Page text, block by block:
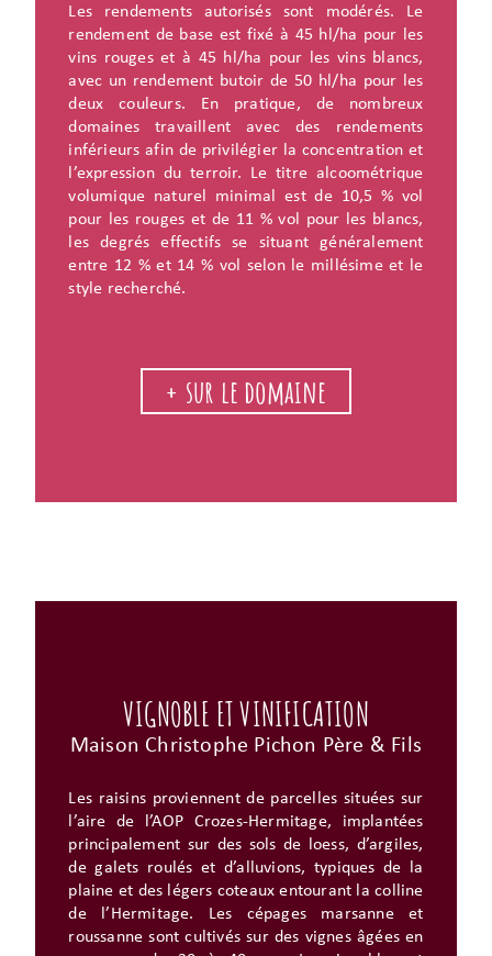
Les rendements autorisés sont modérés. Le
rendement de base est fixé à 45 hl/ha pour les
vins rouges et à 45 hl/ha pour les vins blancs,
avec un rendement butoir de 50 hl/ha pour les
deux couleurs. En pratique, de nombreux
domaines travaillent avec des rendements
inférieurs afin de privilégier la concentration et
l’expression du terroir. Le titre alcoométrique
volumique naturel minimal est de 10,5 % vol
pour les rouges et de 11 % vol pour les blancs,
les degrés effectifs se situant généralement
entre 12 % et 14 % vol selon le millésime et le
style recherché.
+ sur le domaine
VIGNOBLE ET VINIFICATION
Maison Christophe Pichon Père & Fils
Les raisins proviennent de parcelles situées sur
l’aire de l’AOP Crozes-Hermitage, implantées
principalement sur des sols de loess, d’argiles,
de galets roulés et d’alluvions, typiques de la
plaine et des légers coteaux entourant la colline
de l’Hermitage. Les cépages marsanne et
roussanne sont cultivés sur des vignes âgées en